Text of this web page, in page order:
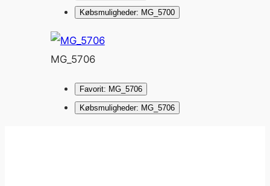
Købsmuligheder: MG_5700
MG_5706
Favorit: MG_5706
Købsmuligheder: MG_5706